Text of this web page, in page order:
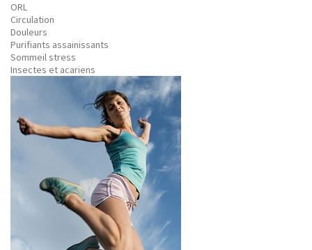
ORL
Circulation
Douleurs
Purifiants assainissants
Sommeil stress
Insectes et acariens